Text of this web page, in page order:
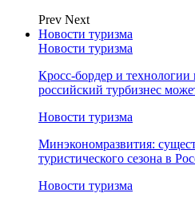
Prev Next
Новости туризма
Новости туризма
Кросс-бордер и
российский турбизнес
Новости туризма
Минэкономразвития:
туристического сезона в
Новости туризма